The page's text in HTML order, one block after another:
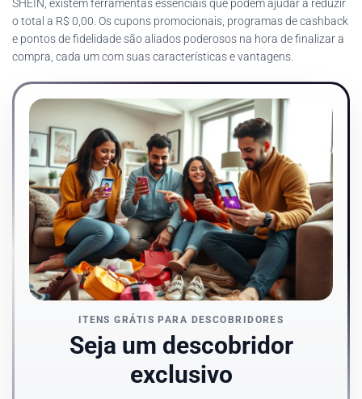
SHEIN, existem ferramentas essenciais que podem ajudar a reduzir
o total a R$ 0,00. Os cupons promocionais, programas de cashback
e pontos de fidelidade são aliados poderosos na hora de finalizar a
compra, cada um com suas características e vantagens.
ITENS GRÁTIS PARA DESCOBRIDORES
Seja um descobridor
exclusivo